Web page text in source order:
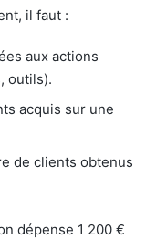
il faut :
aux actions
outils).
acquis sur une
de clients obtenus
dépense 1 200 €